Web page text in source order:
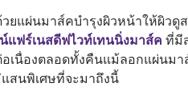
ยแผ่นมาส์คบำรุงผิวหน้าให้ผิวดูส
แฟร์เนสดีฟไวท์เทนนิ่งมาส์ค ที่มี
อเนื่องตลอดทั้งคืนแม้ลอกแผ่นม
สนพิเศษที่จะมาถึงนี้